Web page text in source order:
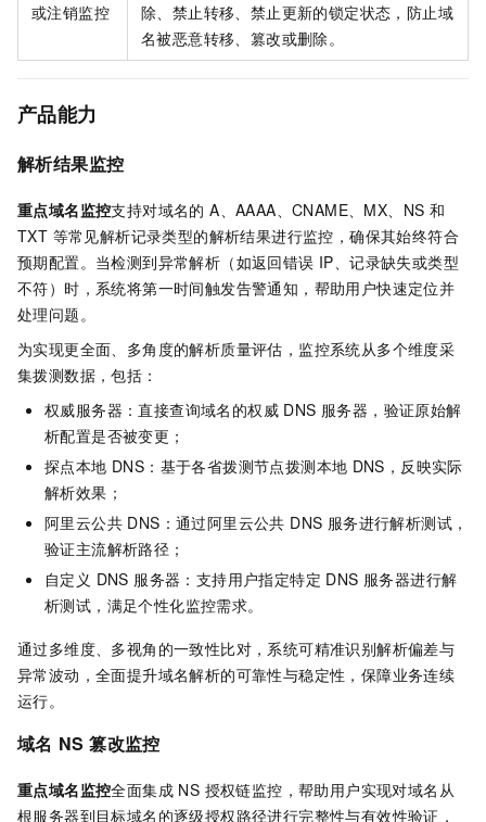
或注销监控
除、禁止转移、禁止更新的锁定状态，防止域
名被恶意转移、篡改或删除。
产品能力
解析结果监控
重点域名监控支持对域名的 A、AAAA、CNAME、MX、NS 和
TXT 等常见解析记录类型的解析结果进行监控，确保其始终符合
预期配置。当检测到异常解析（如返回错误 IP、记录缺失或类型
不符）时，系统将第一时间触发告警通知，帮助用户快速定位并
处理问题。
为实现更全面、多角度的解析质量评估，监控系统从多个维度采
集拨测数据，包括：
权威服务器：直接查询域名的权威 DNS 服务器，验证原始解
析配置是否被变更；
探点本地 DNS：基于各省拨测节点拨测本地 DNS，反映实际
解析效果；
阿里云公共 DNS：通过阿里云公共 DNS 服务进行解析测试，
验证主流解析路径；
自定义 DNS 服务器：支持用户指定特定 DNS 服务器进行解
析测试，满足个性化监控需求。
通过多维度、多视角的一致性比对，系统可精准识别解析偏差与
异常波动，全面提升域名解析的可靠性与稳定性，保障业务连续
运行。
域名 NS 篡改监控
重点域名监控全面集成 NS 授权链监控，帮助用户实现对域名从
根服务器到目标域名的逐级授权路径进行完整性与有效性验证，